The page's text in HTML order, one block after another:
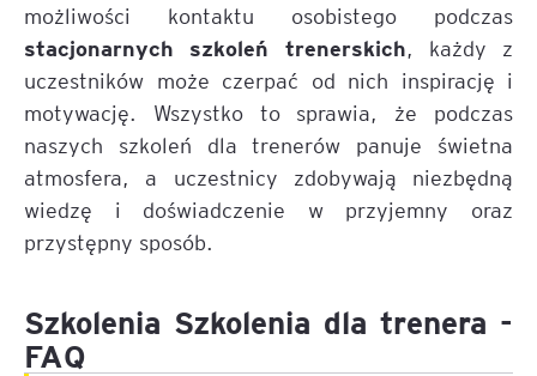
możliwości kontaktu osobistego podczas
stacjonarnych szkoleń trenerskich, każdy z
uczestników może czerpać od nich inspirację i
motywację. Wszystko to sprawia, że podczas
naszych szkoleń dla trenerów panuje świetna
atmosfera, a uczestnicy zdobywają niezbędną
wiedzę i doświadczenie w przyjemny oraz
przystępny sposób.
Szkolenia Szkolenia dla trenera -
FAQ